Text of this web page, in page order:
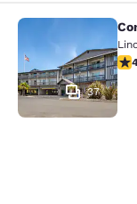
Comfort
37